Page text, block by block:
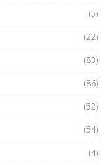
(5)
(22)
(83)
(86)
(52)
(54)
(4)